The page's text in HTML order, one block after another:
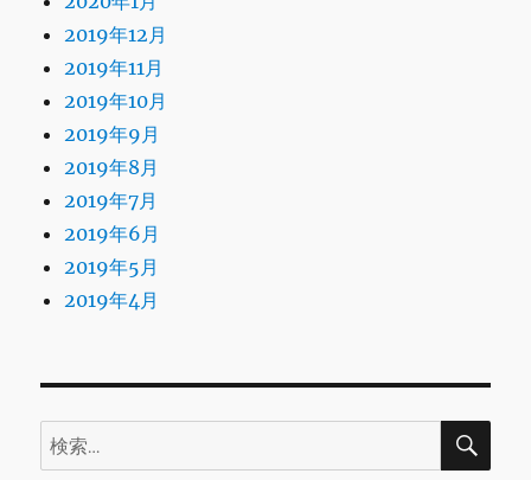
2019年12月
2019年11月
2019年10月
2019年9月
2019年8月
2019年7月
2019年6月
2019年5月
2019年4月
検
索:
検